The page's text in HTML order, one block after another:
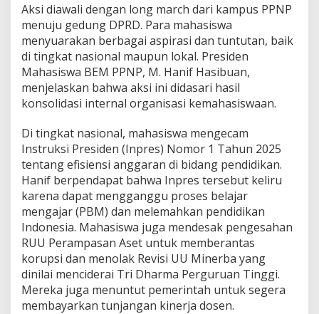
t
a
s
a
n
I
l
g
l
Aksi diawali dengan long march dari kampus PPNP
menuju gedung DPRD. Para mahasiswa
menyuarakan berbagai aspirasi dan tuntutan, baik
di tingkat nasional maupun lokal. Presiden
Mahasiswa BEM PPNP, M. Hanif Hasibuan,
menjelaskan bahwa aksi ini didasari hasil
konsolidasi internal organisasi kemahasiswaan.
Di tingkat nasional, mahasiswa mengecam
Instruksi Presiden (Inpres) Nomor 1 Tahun 2025
tentang efisiensi anggaran di bidang pendidikan.
Hanif berpendapat bahwa Inpres tersebut keliru
karena dapat mengganggu proses belajar
mengajar (PBM) dan melemahkan pendidikan
Indonesia. Mahasiswa juga mendesak pengesahan
RUU Perampasan Aset untuk memberantas
korupsi dan menolak Revisi UU Minerba yang
dinilai menciderai Tri Dharma Perguruan Tinggi.
Mereka juga menuntut pemerintah untuk segera
membayarkan tunjangan kinerja dosen.